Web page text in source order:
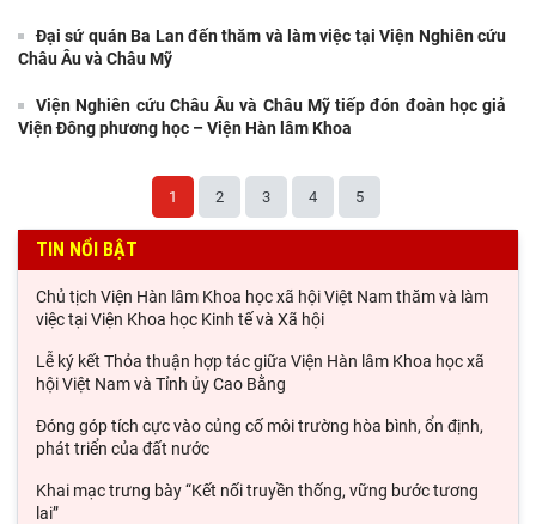
Đại sứ quán Ba Lan đến thăm và làm việc tại Viện Nghiên cứu
Châu Âu và Châu Mỹ
Viện Nghiên cứu Châu Âu và Châu Mỹ tiếp đón đoàn học giả
Viện Đông phương học – Viện Hàn lâm Khoa
1 2 3 4 5
TIN NỔI BẬT
Chủ tịch Viện Hàn lâm Khoa học xã hội Việt Nam thăm và làm
việc tại Viện Khoa học Kinh tế và Xã hội
Lễ ký kết Thỏa thuận hợp tác giữa Viện Hàn lâm Khoa học xã
hội Việt Nam và Tỉnh ủy Cao Bằng
Đóng góp tích cực vào củng cố môi trường hòa bình, ổn định,
phát triển của đất nước
Khai mạc trưng bày “Kết nối truyền thống, vững bước tương
lai”